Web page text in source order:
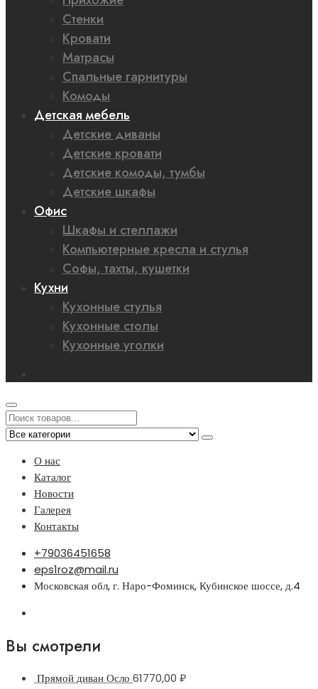
Стенки
Кровати
Матрасы
Спальные гарнитуры
Комоды
Детская мебель
Детские диваны
Детские кровати
Детские комоды, тумбы
Детские шкафы
Офис
Шкафы и стеллажи
Компьютерные кресла и стулья
Софы, тахты, кушетки
Кухни
Кухонные стулья
Кухонные столы
Кухонные уголки
О нас
Каталог
Новости
Галерея
Контакты
+79036451658
eps1roz@mail.ru
Московская обл, г. Наро-Фоминск, Кубинское шоссе, д.4
Вы смотрели
Прямой диван Осло 61770,00 ₽